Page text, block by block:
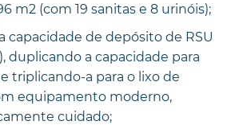
m2 (com 19 sanitas e 8 urinóis);
de depósito de RSU
duplicando a capacidade para
triplicando-a para o lixo de
equipamento moderno,
cuidado;